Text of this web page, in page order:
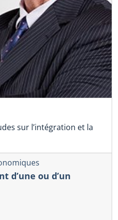
sur l’intégration et la
d’une ou d’un